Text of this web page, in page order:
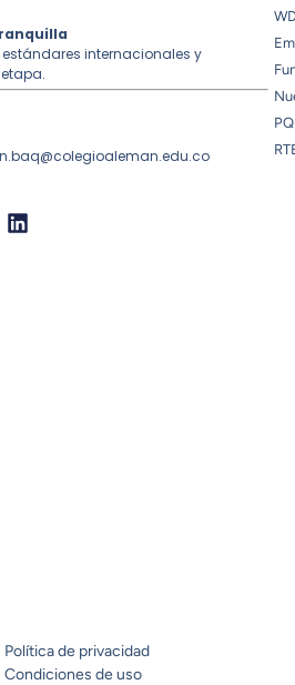
internacionales y
Política de privacidad
Condiciones de uso